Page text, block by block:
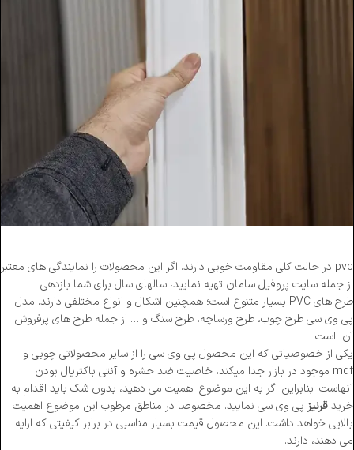
pvc در حالت کلی مقاومت خوبی دارند. اگر این محصولات را نمایندگی های معتبر
از جمله سایت پروفیل سامان تهیه نمایید، سالهای سال برای شما بازدهی
طرح های PVC بسیار متنوع است؛ همچنین اشکال و انواع مختلفی دارند. مدل
پی وی سی طرح چوب، طرح ورساچه، طرح سنگ و … از جمله طرح های پرفروش
آن است.
یکی از خصوصیاتی که این محصول پی وی سی را از سایر محصولاتی چوبی و
mdf موجود در بازار جدا میکند، خاصیت ضد حشره و آنتی باکتریال بودن
آنهاست. بنابراین اگر به این موضوع اهمیت می دهید، بدون شک باید اقدام به
خریدقرنیز پی وی سی نمایید. مخصوصا در مناطق مرطوب این موضوع اهمیت
بالایی خواهد داشت. این محصول قیمت بسیار مناسبی در برابر کیفیتی که ارایه
می دهند، دارند.